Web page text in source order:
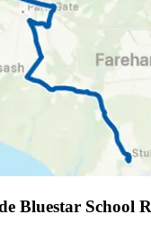
Bluestar School